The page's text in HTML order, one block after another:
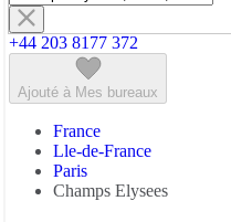
+44 203 8177 372
Ajouté à Mes bureaux
France
Lle-de-France
Paris
Champs Elysees